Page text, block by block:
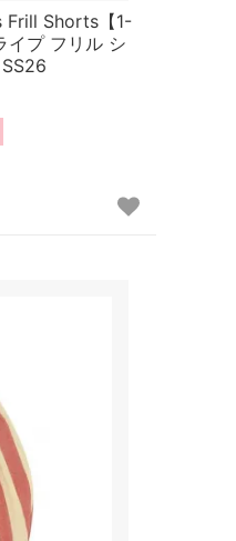
Frill Shorts【1-
プ フリル シ